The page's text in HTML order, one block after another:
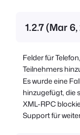
1.2.7 (Mar
Felder für
Teilnehmers
Es wurde eine
hinzugefügt, die
XML-RPC
Support für